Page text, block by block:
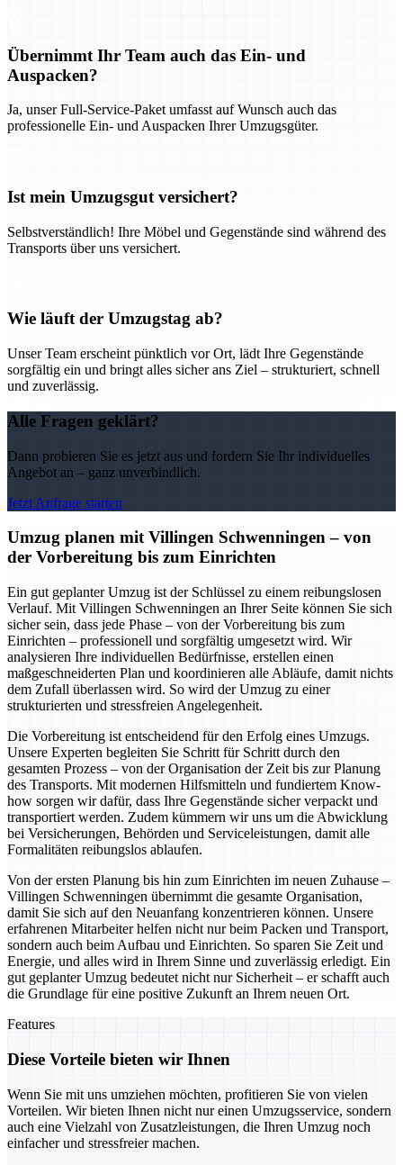
Übernimmt Ihr Team auch das Ein- und
Auspacken?
Ja, unser Full-Service-Paket umfasst auf Wunsch auch das
professionelle Ein- und Auspacken Ihrer Umzugsgüter.
Ist mein Umzugsgut versichert?
Selbstverständlich! Ihre Möbel und Gegenstände sind während des
Transports über uns versichert.
Wie läuft der Umzugstag ab?
Unser Team erscheint pünktlich vor Ort, lädt Ihre Gegenstände
sorgfältig ein und bringt alles sicher ans Ziel – strukturiert, schnell
und zuverlässig.
Alle Fragen geklärt?
Dann probieren Sie es jetzt aus und fordern Sie Ihr individuelles
Angebot an – ganz unverbindlich.
Jetzt Anfrage starten
Umzug planen mit Villingen Schwenningen – von
der Vorbereitung bis zum Einrichten
Ein gut geplanter Umzug ist der Schlüssel zu einem reibungslosen
Verlauf. Mit Villingen Schwenningen an Ihrer Seite können Sie sich
sicher sein, dass jede Phase – von der Vorbereitung bis zum
Einrichten – professionell und sorgfältig umgesetzt wird. Wir
analysieren Ihre individuellen Bedürfnisse, erstellen einen
maßgeschneiderten Plan und koordinieren alle Abläufe, damit nichts
dem Zufall überlassen wird. So wird der Umzug zu einer
strukturierten und stressfreien Angelegenheit.
Die Vorbereitung ist entscheidend für den Erfolg eines Umzugs.
Unsere Experten begleiten Sie Schritt für Schritt durch den
gesamten Prozess – von der Organisation der Zeit bis zur Planung
des Transports. Mit modernen Hilfsmitteln und fundiertem Know-
how sorgen wir dafür, dass Ihre Gegenstände sicher verpackt und
transportiert werden. Zudem kümmern wir uns um die Abwicklung
bei Versicherungen, Behörden und Serviceleistungen, damit alle
Formalitäten reibungslos ablaufen.
Von der ersten Planung bis hin zum Einrichten im neuen Zuhause –
Villingen Schwenningen übernimmt die gesamte Organisation,
damit Sie sich auf den Neuanfang konzentrieren können. Unsere
erfahrenen Mitarbeiter helfen nicht nur beim Packen und Transport,
sondern auch beim Aufbau und Einrichten. So sparen Sie Zeit und
Energie, und alles wird in Ihrem Sinne und zuverlässig erledigt. Ein
gut geplanter Umzug bedeutet nicht nur Sicherheit – er schafft auch
die Grundlage für eine positive Zukunft an Ihrem neuen Ort.
Features
Diese Vorteile bieten wir Ihnen
Wenn Sie mit uns umziehen möchten, profitieren Sie von vielen
Vorteilen. Wir bieten Ihnen nicht nur einen Umzugsservice, sondern
auch eine Vielzahl von Zusatzleistungen, die Ihren Umzug noch
einfacher und stressfreier machen.